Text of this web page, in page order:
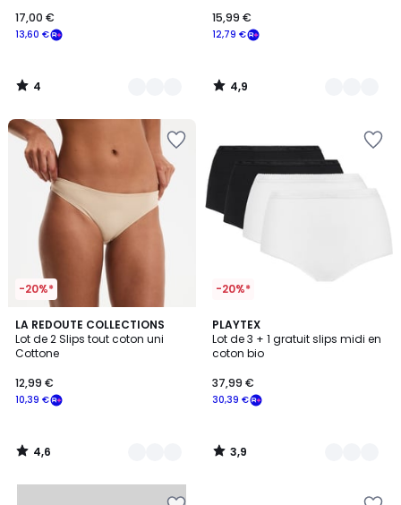
13,60 €
17,00 €
4
/
12,79 €
15,99 €
4,9
/
-20%*
LA REDOUTE COLLECTIONS
Lot de 2 Slips tout coton uni
Cottone
10,39 €
12,99 €
4,6
/ 5
4
Couleurs
4,6
/
-20%*
PLAYTEX
Lot de 3 + 1 gratuit slips midi en
coton bio
30,39 €
37,99 €
3,9
/ 5
3
Couleurs
3,9
/